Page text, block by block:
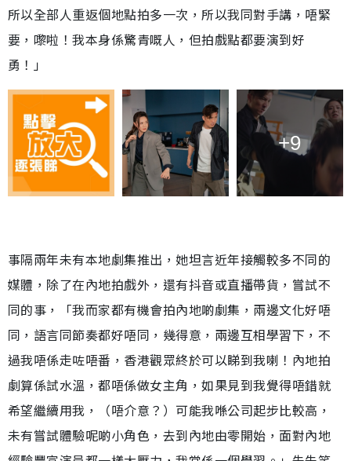
所以全部人重返個地點拍多一次，所以我同對手講，唔緊
要，嚟啦！我本身係驚青嘅人，但拍戲點都要演到好
勇！」
+9
事隔兩年未有本地劇集推出，她坦言近年接觸較多不同的
媒體，除了在內地拍戲外，還有抖音或直播帶貨，嘗試不
同的事，「我而家都有機會拍內地啲劇集，兩邊文化好唔
同，語言同節奏都好唔同，幾得意，兩邊互相學習下，不
過我唔係走咗唔番，香港觀眾終於可以睇到我喇！內地拍
劇算係試水溫，都唔係做女主角，如果見到我覺得唔錯就
希望繼續用我，（唔介意？）可能我喺公司起步比較高，
未有嘗試體驗呢啲小角色，去到內地由零開始，面對內地